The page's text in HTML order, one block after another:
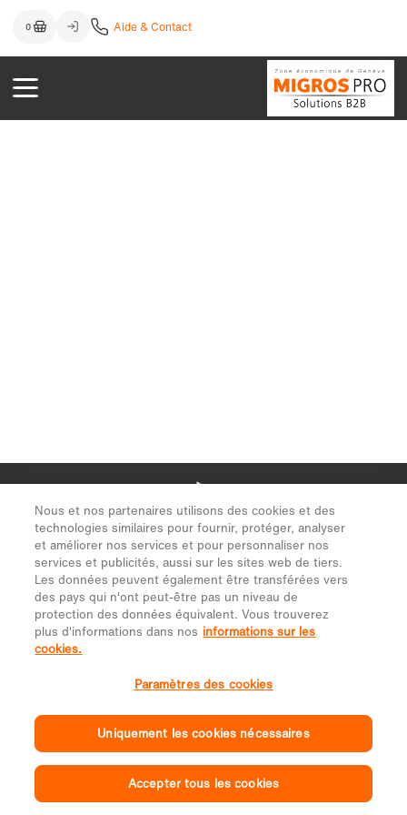
Nous et nos partenaires utilisons des cookies et des
technologies similaires pour fournir, protéger, analyser
et améliorer nos services et pour personnaliser nos
services et publicités, aussi sur les sites web de tiers.
Les données peuvent également être transférées vers
des pays qui n'ont peut-être pas un niveau de
protection des données équivalent. Vous trouverez
plus d'informations dans nos informations sur les
cookies.
Paramètres des cookies
Uniquement les cookies nécessaires
Accepter tous les cookies